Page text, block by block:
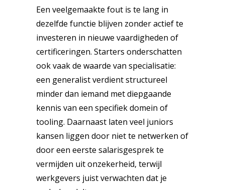
Een veelgemaakte fout is te lang in
dezelfde functie blijven zonder actief te
investeren in nieuwe vaardigheden of
certificeringen. Starters onderschatten
ook vaak de waarde van specialisatie:
een generalist verdient structureel
minder dan iemand met diepgaande
kennis van een specifiek domein of
tooling. Daarnaast laten veel juniors
kansen liggen door niet te netwerken of
door een eerste salarisgesprek te
vermijden uit onzekerheid, terwijl
werkgevers juist verwachten dat je